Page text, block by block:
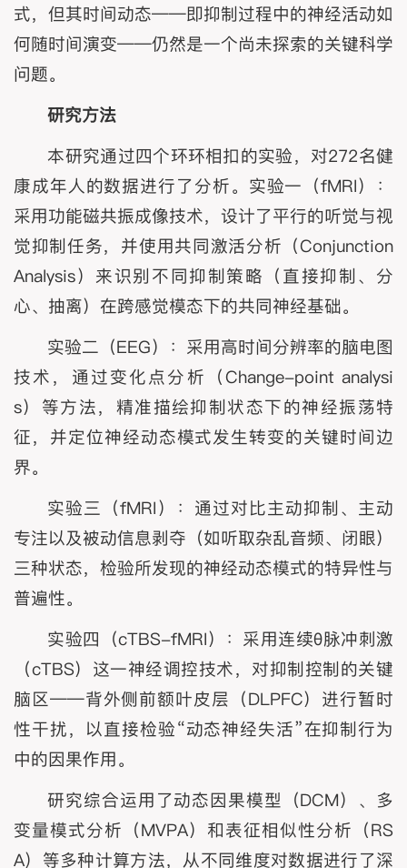
式，但其时间动态——即抑制过程中的神经活动如
何随时间演变——仍然是一个尚未探索的关键科学
问题。
研究方法
本研究通过四个环环相扣的实验，对272名健
康成年人的数据进行了分析。实验一（fMRI）：
采用功能磁共振成像技术，设计了平行的听觉与视
觉抑制任务，并使用共同激活分析（Conjunction
Analysis）来识别不同抑制策略（直接抑制、分
心、抽离）在跨感觉模态下的共同神经基础。
实验二（EEG）：采用高时间分辨率的脑电图
技术，通过变化点分析（Change-point analysi
s）等方法，精准描绘抑制状态下的神经振荡特
征，并定位神经动态模式发生转变的关键时间边
界。
实验三（fMRI）：通过对比主动抑制、主动
专注以及被动信息剥夺（如听取杂乱音频、闭眼）
三种状态，检验所发现的神经动态模式的特异性与
普遍性。
实验四（cTBS-fMRI）：采用连续θ脉冲刺激
（cTBS）这一神经调控技术，对抑制控制的关键
脑区——背外侧前额叶皮层（DLPFC）进行暂时
性干扰，以直接检验“动态神经失活”在抑制行为
中的因果作用。
研究综合运用了动态因果模型（DCM）、多
变量模式分析（MVPA）和表征相似性分析（RS
A）等多种计算方法，从不同维度对数据进行了深